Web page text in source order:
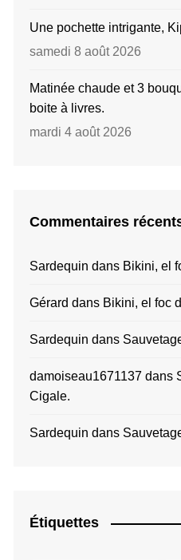
Une pochette intrigante,
samedi 8 août 2026
Matinée chaude et 3
boite à livres.
mardi 4 août 2026
Commentaires
Sardequin dans Bikini, el
Gérard dans Bikini, el foc
Sardequin dans
damoiseau1671137 dans
Cigale.
Sardequin dans
Étiquettes